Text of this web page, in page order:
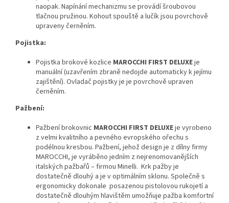
naopak. Napínání mechanizmu se provádí šroubovou
tlačnou pružinou. Kohout spouště a lučík jsou povrchově
upraveny černěním.
Pojistka:
Pojistka brokové kozlice MAROCCHI FIRST DELUXEje
manuální (uzavřením zbraně nedojde automaticky k jejímu
zajištění). Ovladač pojistky je je povrchově upraven
černěním.
Pažbení:
Pažbení brokovnic MAROCCHI FIRST DELUXEje vyrobeno
z velmi kvalitního a pevného evropského ořechu s
podélnou kresbou. Pažbení, jehož design je z dílny firmy
MAROCCHI, je vyráběno jedním z nejrenomovanějších
italských pažbařů – firmou Minelli. Krk pažby je
dostatečně dlouhý a je v optimálním sklonu. Společně s
ergonomicky dokonale posazenou pistolovou rukojetí a
dostatečně dlouhým hlavištěm umožňuje pažba komfortní